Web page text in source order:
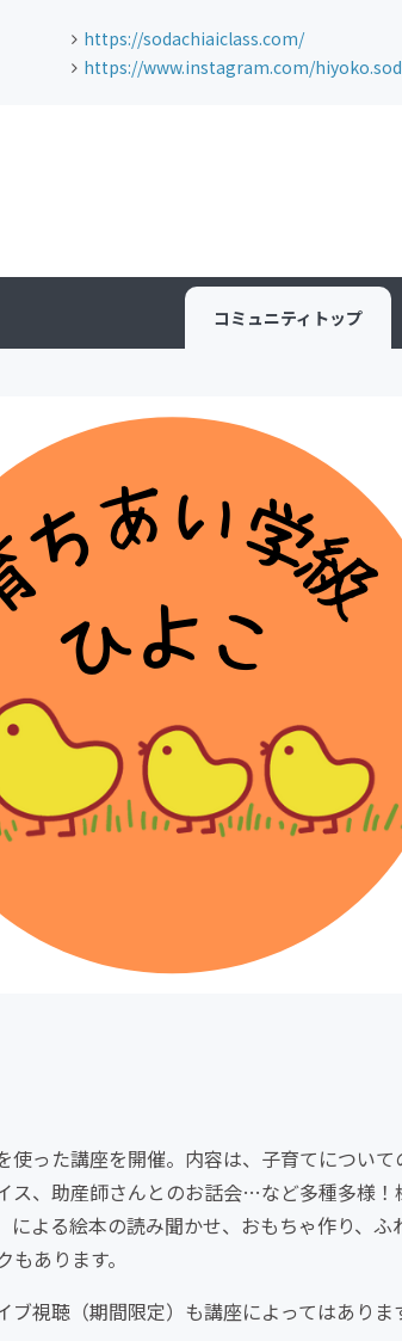
https://sodachiaiclass.com/
https://www.instagram.com/
コミュニティ トップ
使った講座を開催。内容は、子育てについ
ス、助産師さんとのお話会…など多種多様
による絵本の読み聞かせ、おもちゃ作り、
あります。
視聴（期間限定）も講座によってはありま